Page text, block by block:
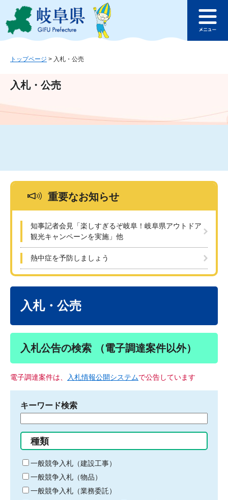
ジ
ュ
文
このページの本文へ
ュ
トップページ > 入札・公売
入札・公売
重要なお知らせ
知事記者会見「楽しすぎるぞ岐阜！岐阜県アウトドア
観光キャンペーンを実施」他
熱中症を予防しましょう
入札・公売
入札公告の検索 （電子調達案件以外）
電子調達案件は、 入札情報公開システムで公告しています
キーワード検索
る
キ
ー
ワ
ー
種類
一般競争入札（建設工事）
一般競争入札（物品）
一般競争入札（業務委託）